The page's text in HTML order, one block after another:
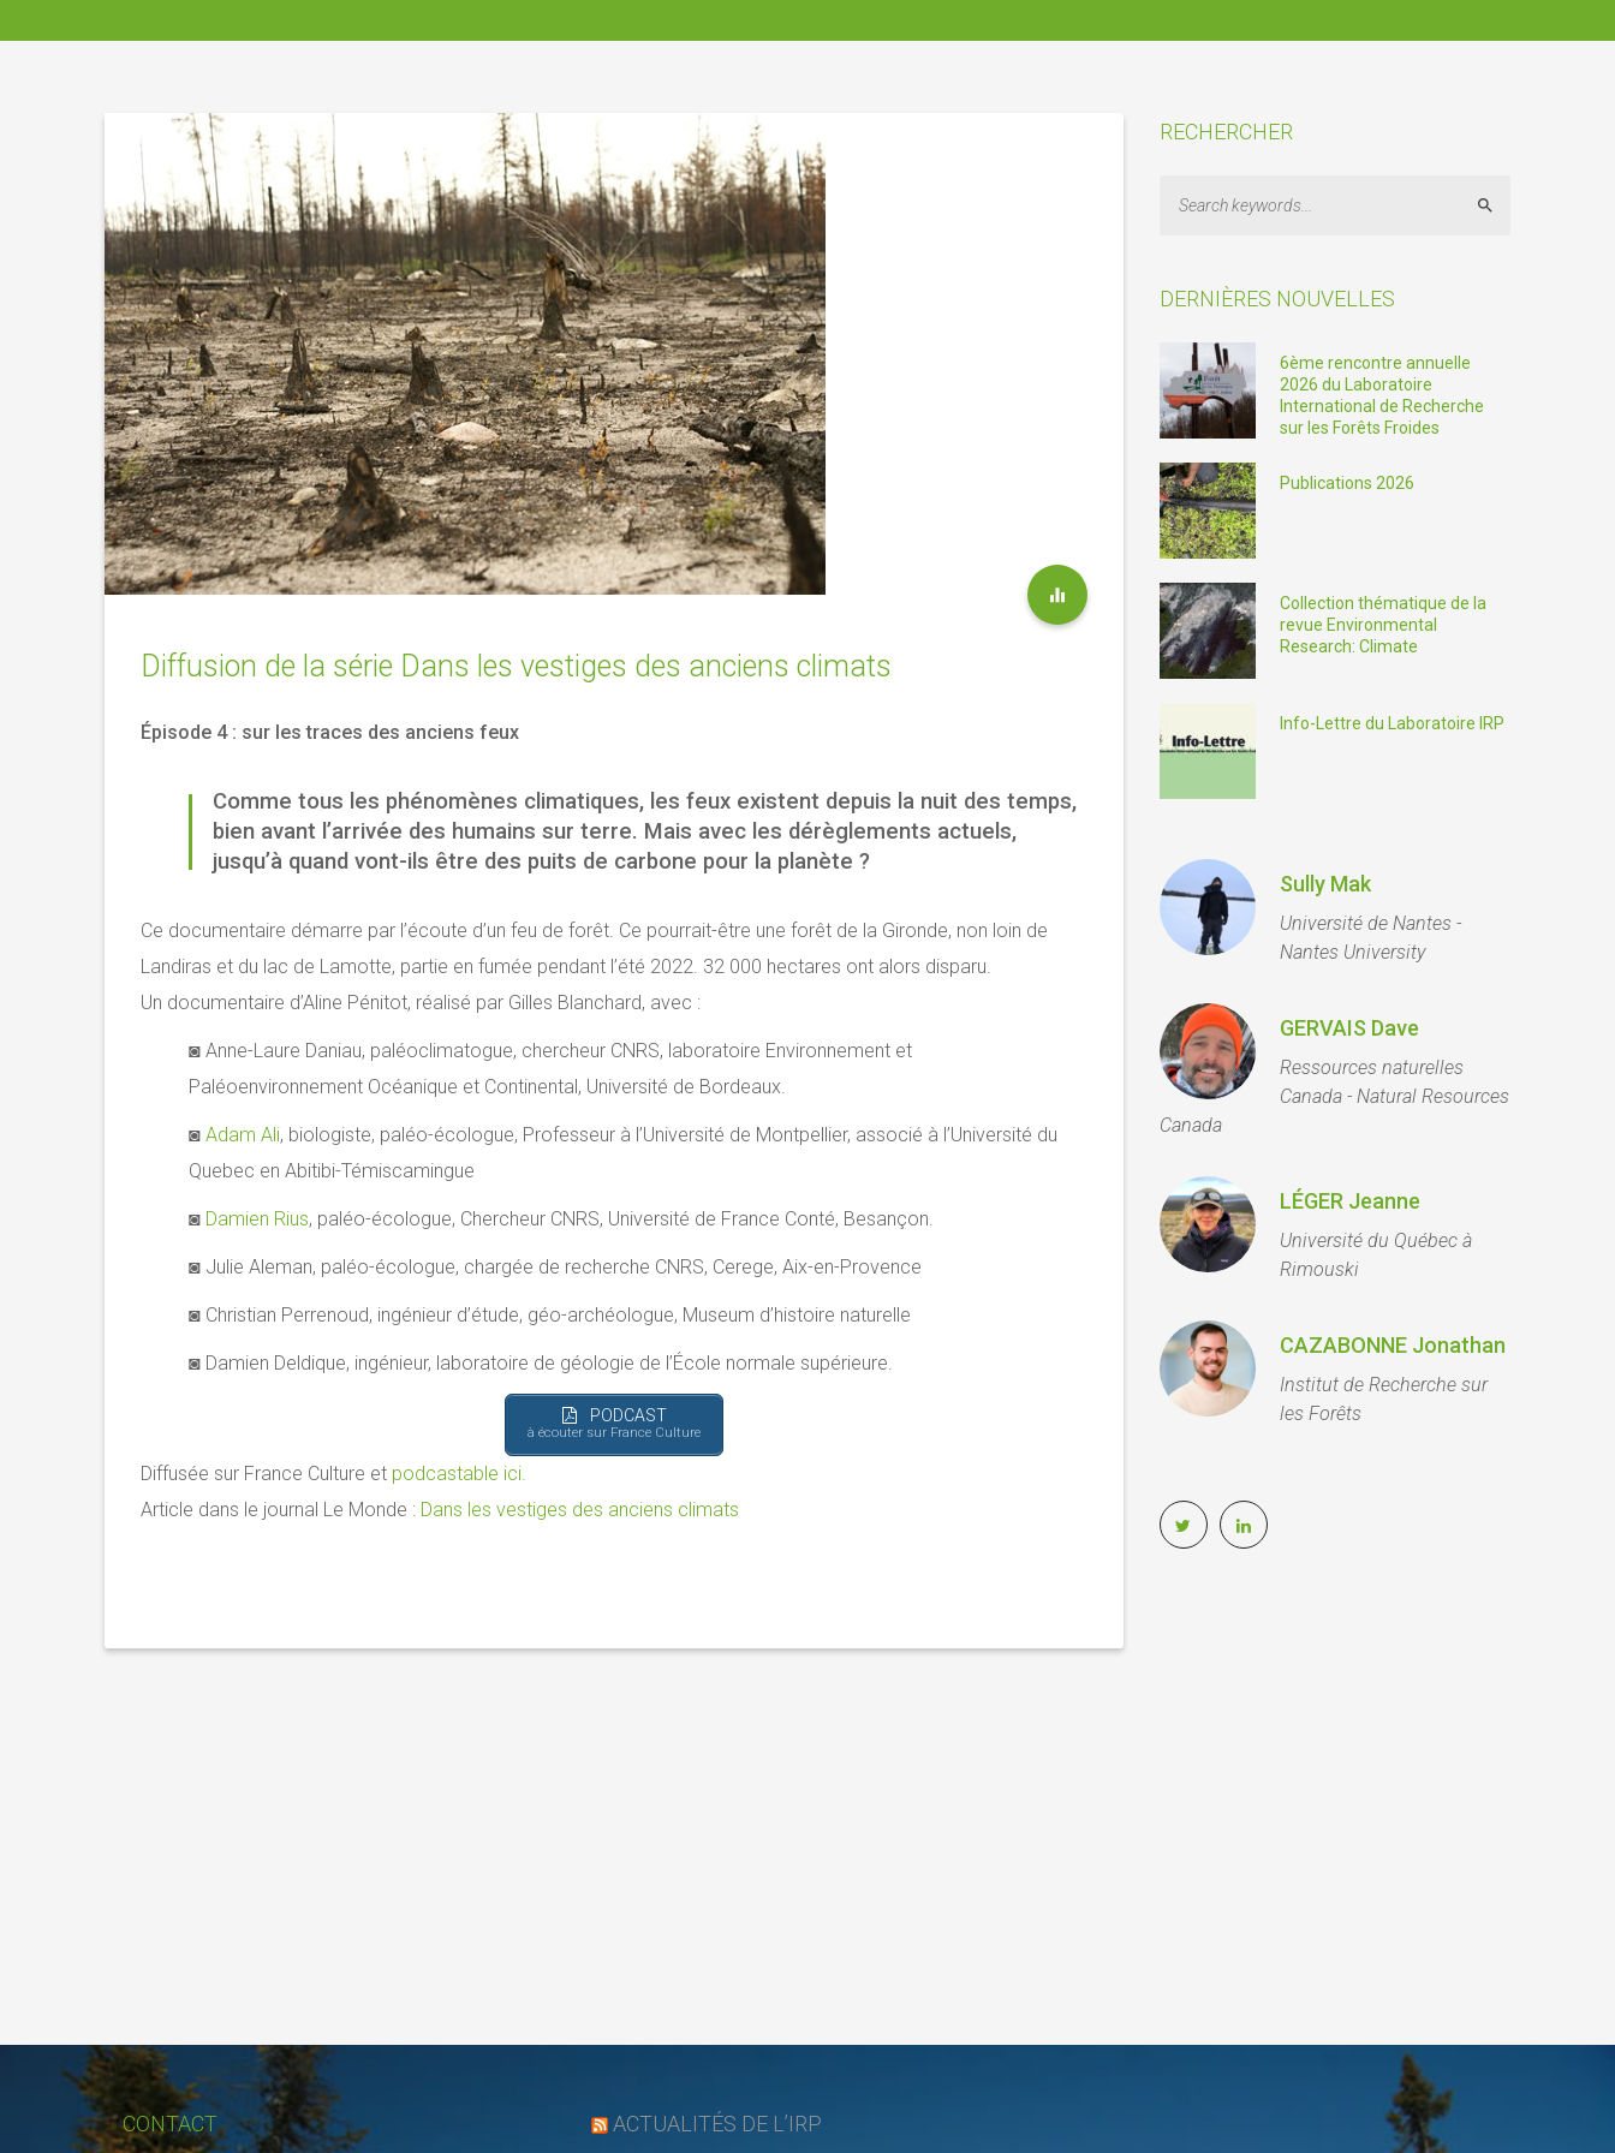
Diffusion de la série Dans les vestiges des anciens climats
Épisode 4 : sur les traces des anciens feux
Comme tous les phénomènes climatiques, les feux existent depuis la nuit des temps,
bien avant l’arrivée des humains sur terre. Mais avec les dérèglements actuels,
jusqu’à quand vont-ils être des puits de carbone pour la planète ?
Ce documentaire démarre par l’écoute d’un feu de forêt. Ce pourrait-être une forêt de la Gironde, non loin de
Landiras et du lac de Lamotte, partie en fumée pendant l’été 2022. 32 000 hectares ont alors disparu.
Un documentaire d’Aline Pénitot, réalisé par Gilles Blanchard, avec :
◙ Anne-Laure Daniau, paléoclimatogue, chercheur CNRS, laboratoire Environnement et
Paléoenvironnement Océanique et Continental, Université de Bordeaux.
◙ Adam Ali, biologiste, paléo-écologue, Professeur à l’Université de Montpellier, associé à l’Université du
Quebec en Abitibi-Témiscamingue
◙ Damien Rius, paléo-écologue, Chercheur CNRS, Université de France Conté, Besançon.
◙ Julie Aleman, paléo-écologue, chargée de recherche CNRS, Cerege, Aix-en-Provence
◙ Christian Perrenoud, ingénieur d’étude, géo-archéologue, Museum d’histoire naturelle
◙ Damien Deldique, ingénieur, laboratoire de géologie de l’École normale supérieure.
PODCAST
à écouter sur France Culture
Diffusée sur France Culture et podcastable ici.
Article dans le journal Le Monde : Dans les vestiges des anciens climats
RECHERCHER
Search
DERNIÈRES NOUVELLES
6ème rencontre annuelle
2026 du Laboratoire
International de Recherche
sur les Forêts Froides
Publications 2026
Collection thématique de la
revue Environmental
Research: Climate
Info-Lettre du Laboratoire IRP
Sully Mak
Université de Nantes -
Nantes University
GERVAIS Dave
Ressources naturelles
Canada - Natural Resources
Canada
LÉGER Jeanne
Université du Québec à
Rimouski
CAZABONNE Jonathan
Institut de Recherche sur
les Forêts
CONTACT ACTUALITÉS DE L’IRP